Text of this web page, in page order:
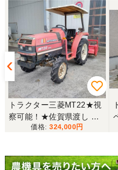
東京都／yuikanoa
いろいろな質問にもすぐ
時にも親切な対応をあり
会があれば宜しくお願い
ます。
東京都／松浦克美
エンジンが一発でかかり
対応が良く、機械も良い
トラクター三菱MT22★視
察可能！★佐賀県渡し 三
菱 トラクター MT22 22馬
ー MT 4WD ディーゼル 現
324,000